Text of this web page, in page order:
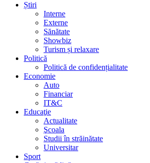
Știri
Interne
Externe
Sănătate
Showbiz
Turism și relaxare
Politică
Politică de confidențialitate
Economie
Auto
Financiar
IT&C
Educaţie
Actualitate
Şcoala
Studii în străinătate
Universitar
Sport